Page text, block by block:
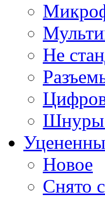
Не
Шнуры
Новое
Снято